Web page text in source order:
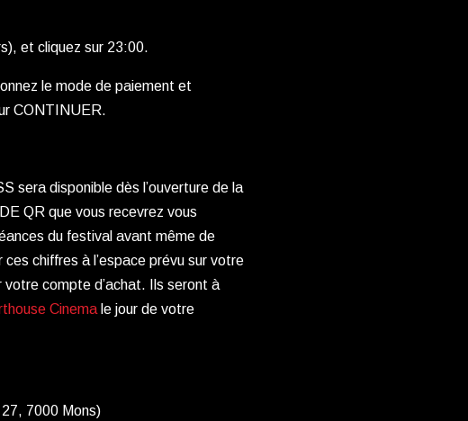
et cliquez sur 23:00.
le mode de paiement et
CONTINUER.
sera disponible dès l’ouverture de la
QR que vous recevrez vous
du festival avant même de
chiffres à l’espace prévu sur votre
compte d’achat. Ils seront à
Cinemale jour de votre
7000 Mons)